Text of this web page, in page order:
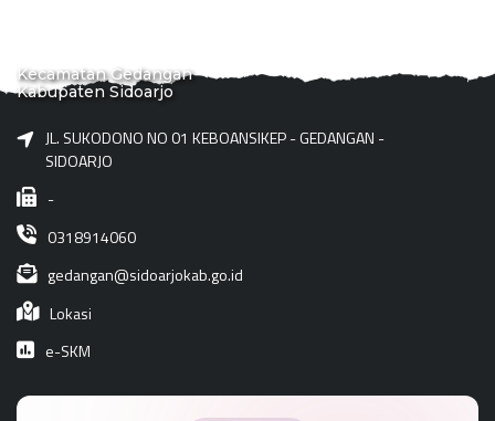
Kecamatan Gedangan
Kabupaten Sidoarjo
JL. SUKODONO NO 01 KEBOANSIKEP - GEDANGAN -
SIDOARJO
-
0318914060
gedangan@sidoarjokab.go.id
Lokasi
e-SKM